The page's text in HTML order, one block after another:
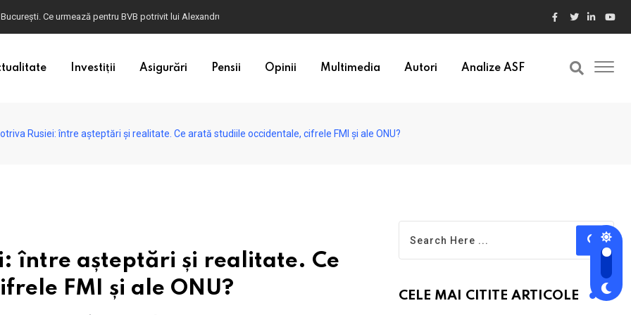
Dacă în România cele mai falsificate bancnote sunt cele de 50 de euro, cele din Bulgaria au valori cu 30% mai mari
Investiții Asigurări Pensii Opinii Multimedia Autori Analize ASF
Rusiei: între așteptări și realitate. Ce arată studiile occidentale, cifrele FMI și ale ONU?
între așteptări și realitate. Ce
FMI și ale ONU?
CELE MAI CITITE ARTICOLE